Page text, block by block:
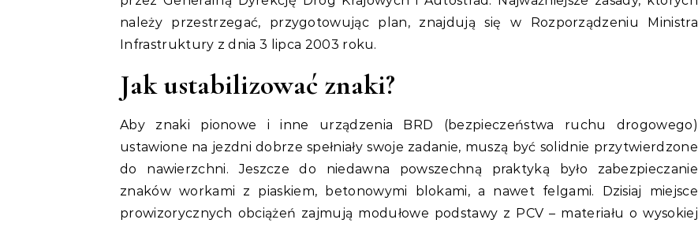
należy przestrzegać, przygotowując plan, znajdują się w Rozporządzeniu Ministra
Infrastruktury z dnia 3 lipca 2003 roku.
Jak ustabilizować znaki?
Aby znaki pionowe i inne urządzenia BRD (bezpieczeństwa ruchu drogowego)
ustawione na jezdni dobrze spełniały swoje zadanie, muszą być solidnie przytwierdzone
do nawierzchni. Jeszcze do niedawna powszechną praktyką było zabezpieczanie
znaków workami z piaskiem, betonowymi blokami, a nawet felgami. Dzisiaj miejsce
prowizorycznych obciążeń zajmują modułowe podstawy z PCV – materiału o wysokiej